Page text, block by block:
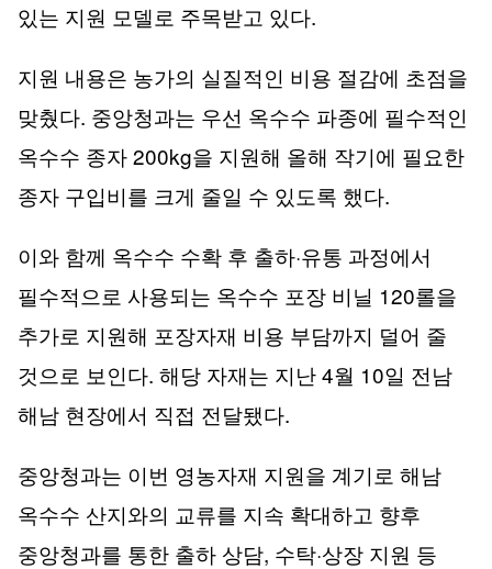
있는 지원 모델로 주목받고 있다.
지원 내용은 농가의 실질적인 비용 절감에 초점을
맞췄다. 중앙청과는 우선 옥수수 파종에 필수적인
옥수수 종자 200kg을 지원해 올해 작기에 필요한
종자 구입비를 크게 줄일 수 있도록 했다.
이와 함께 옥수수 수확 후 출하·유통 과정에서
필수적으로 사용되는 옥수수 포장 비닐 120롤을
추가로 지원해 포장자재 비용 부담까지 덜어 줄
것으로 보인다. 해당 자재는 지난 4월 10일 전남
해남 현장에서 직접 전달됐다.
중앙청과는 이번 영농자재 지원을 계기로 해남
옥수수 산지와의 교류를 지속 확대하고 향후
중앙청과를 통한 출하 상담, 수탁·상장 지원 등